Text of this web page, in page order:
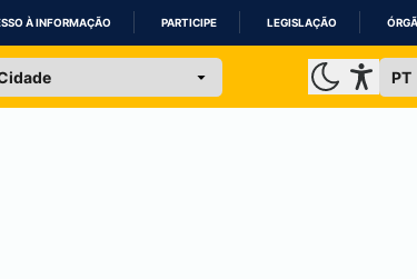
À INFORMAÇÃO PARTICIPE LEGISLAÇÃO